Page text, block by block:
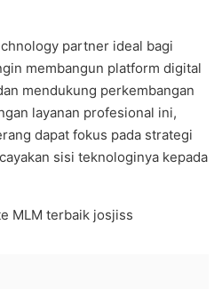
partner ideal bagi
membangun platform digital
mendukung perkembangan
layanan profesional ini,
dapat fokus pada strategi
sisi teknologinya kepada